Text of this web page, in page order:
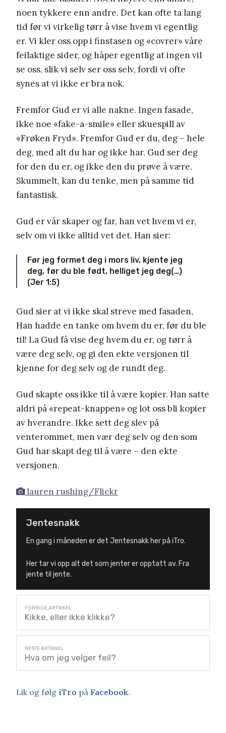
noen tykkere enn andre. Det kan ofte ta lang
tid før vi virkelig tørr å vise hvem vi egentlig
er. Vi kler oss opp i finstasen og «covrer» våre
feilaktige sider, og håper egentlig at ingen vil
se oss, slik vi selv ser oss selv, fordi vi ofte
synes at vi ikke er bra nok.
Fremfor Gud er vi alle nakne. Ingen fasade,
ikke noe «fake-a-smile» eller skuespill av
«Frøken Fryd». Fremfor Gud er du, deg – hele
deg, med alt du har og ikke har. Gud ser deg
for den du er, og ikke den du prøve å være.
Skummelt, kan du tenke, men på samme tid
fantastisk.
Gud er vår skaper og far, han vet hvem vi er,
selv om vi ikke alltid vet det. Han sier:
Før jeg formet deg i mors liv, kjente jeg
deg, før du ble født, helliget jeg deg(…)
(Jer 1:5)
Gud sier at vi ikke skal streve med fasaden,
Han hadde en tanke om hvem du er, før du ble
til! La Gud få vise deg hvem du er, og tørr å
være deg selv, og gi den ekte versjonen til
kjenne for deg selv og de rundt deg.
Gud skapte oss ikke til å være kopier. Han satte
aldri på «repeat-knappen» og lot oss bli kopier
av hverandre. Ikke sett deg slev på
venterommet, men vær deg selv og den som
Gud har skapt deg til å være – den ekte
versjonen.
lauren rushing/Flickr
Jentesnakk
En gang i måneden er det Jentesnakk her på iTro.
Her tar vi opp alt det som jenter er opptatt av. Fra
jente til jente.
Kikke, eller ikke klikke?
Hva om jeg velger feil?
Lik og følg iTro på Facebook.